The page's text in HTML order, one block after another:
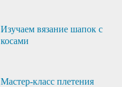
Изучаем вязание шапок с
косами
Мастер-класс плетения